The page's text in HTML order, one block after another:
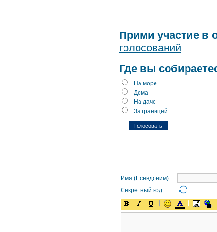
Прими участие в
голосований
Где вы
На море
Дома
На даче
За границей
Имя (Псевдоним):
Секретный код: